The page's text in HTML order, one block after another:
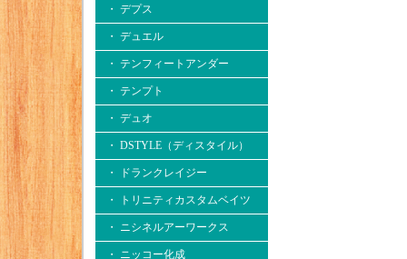
・ デプス
・ デュエル
・ テンフィートアンダー
・ テンプト
・ デュオ
・ DSTYLE（ディスタイル）
・ ドランクレイジー
・ トリニティカスタムベイツ
・ ニシネルアーワークス
・ ニッコー化成